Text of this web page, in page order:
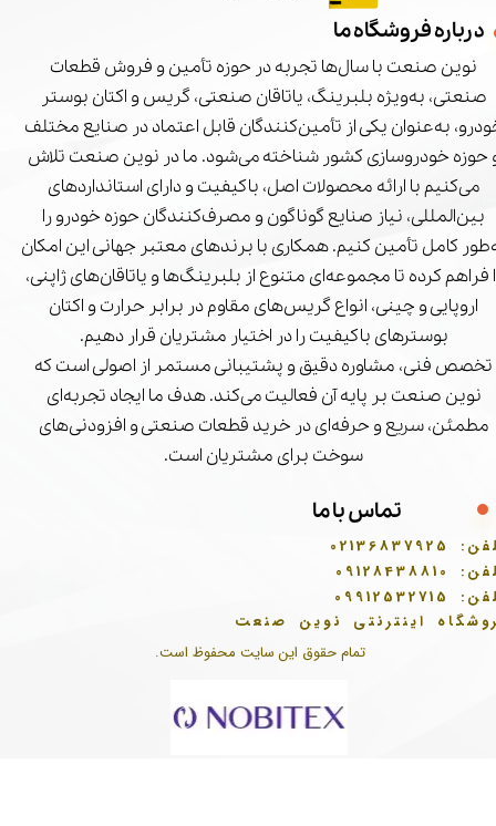
تمام حقوق این سایت محفوظ است.
درباره فروشگاه ما
نوین صنعت با سال‌ها تجربه در حوزه تأمین و فروش قطعات
صنعتی، به‌ویژه بلبرینگ، یاتاقان صنعتی، گریس و اکتان بوستر
به‌عنوان یکی از تأمین‌کنندگان قابل اعتماد در صنایع مختلف
حوزه خودروسازی کشور شناخته می‌شود. ما در نوین صنعت تلاش
می‌کنیم با ارائه محصولات اصل، باکیفیت و دارای استانداردهای
بین‌المللی، نیاز صنایع گوناگون و مصرف‌کنندگان حوزه خودرو را
کامل تأمین کنیم. همکاری با برندهای معتبر جهانی این امکان
فراهم کرده تا مجموعه‌ای متنوع از بلبرینگ‌ها و یاتاقان‌های ژاپنی،
اروپایی و چینی، انواع گریس‌های مقاوم در برابر حرارت و اکتان
بوسترهای باکیفیت را در اختیار مشتریان قرار دهیم.
تخصص فنی، مشاوره دقیق و پشتیبانی مستمر از اصولی است که
نوین صنعت بر پایه آن فعالیت می‌کند. هدف ما ایجاد تجربه‌ای
مطمئن، سریع و حرفه‌ای در خرید قطعات صنعتی و افزودنی‌های
سوخت برای مشتریان است.
تماس با ما
02136837925
09128438810
09912532715
اینترنتی نوین صنعت